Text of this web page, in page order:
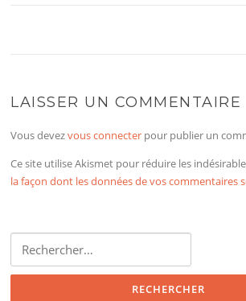
LAISSER UN COMMENTAIRE
Vous devezvous connecter pour publier un
Ce site utilise Akismet pour réduire les
la façon dont les données de vos commentaires